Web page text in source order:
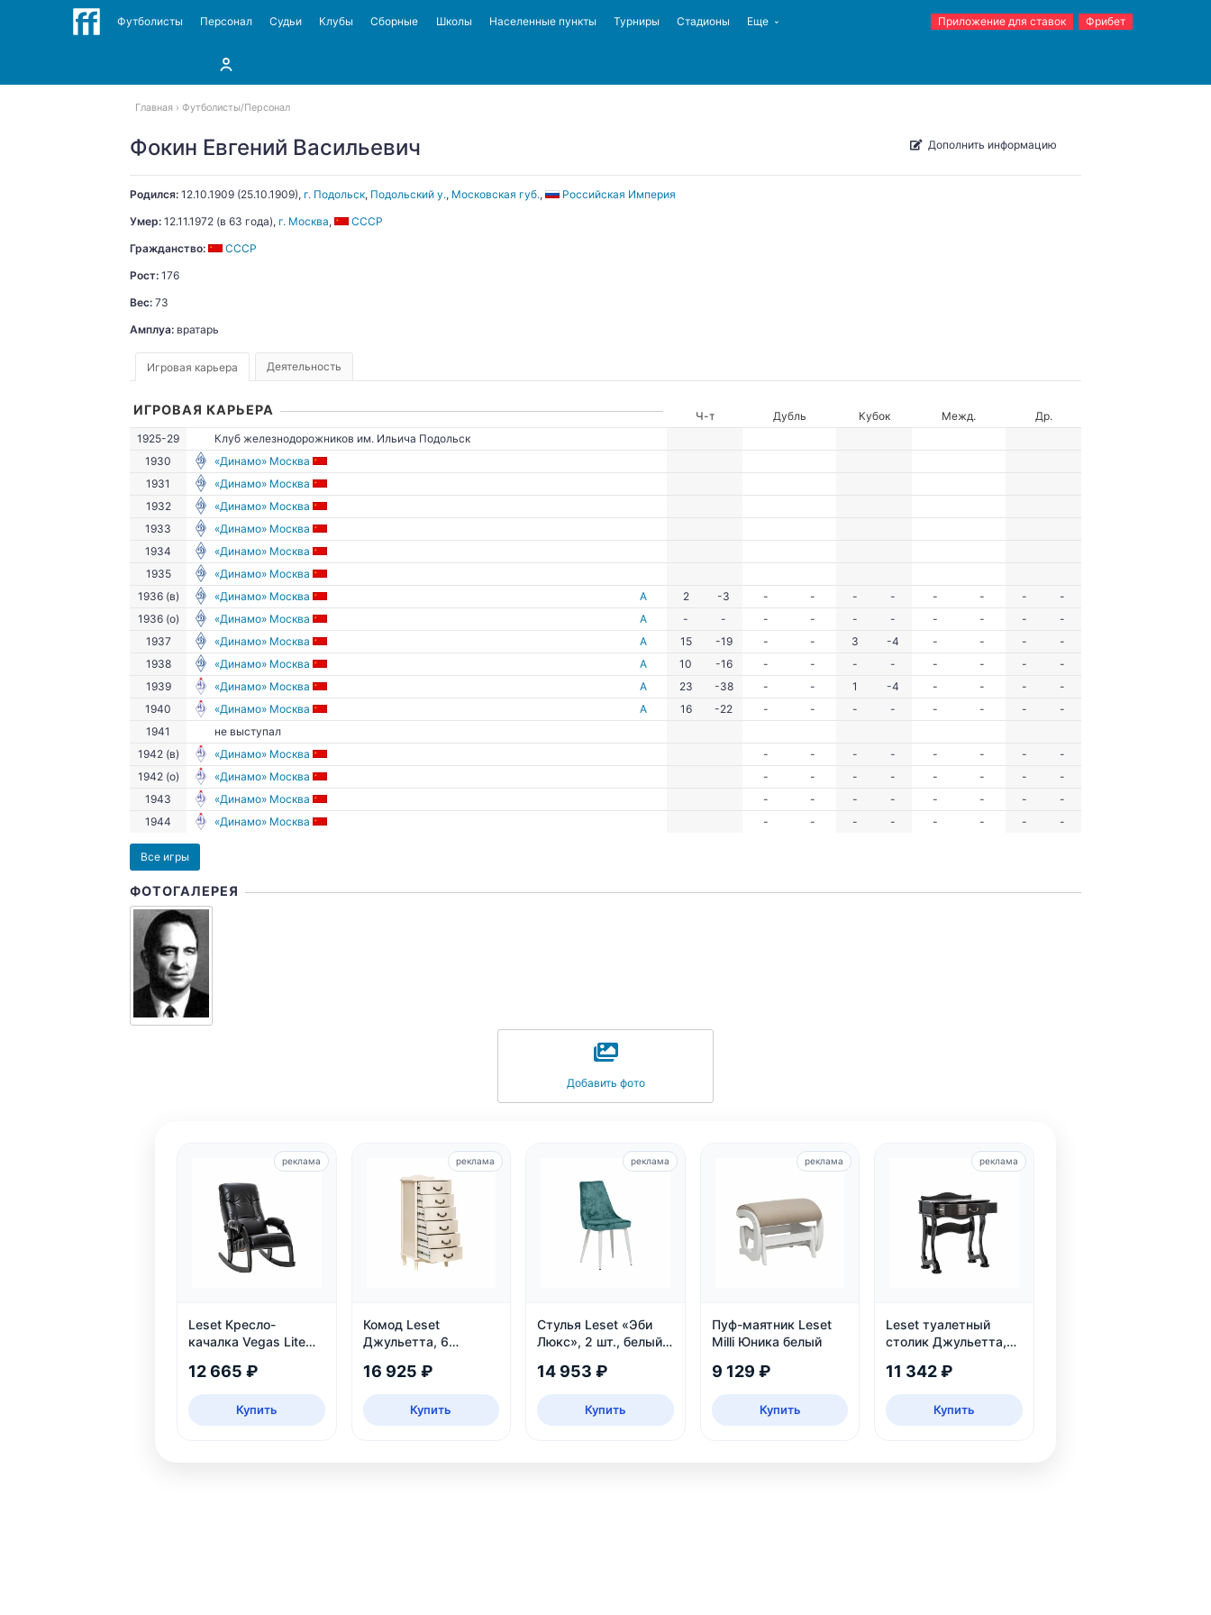
Футболисты Персонал Судьи Клубы Сборные Школы Населенные пункты Турниры Стадионы Еще Приложение для ставок Фрибет
Главная Футболисты Персонал
Фокин Евгений Васильевич Дополнить информацию
Родился: 12.10.1909 (25.10.1909), г. Подольск, Подольский у., Московская губ.,
Российская Империя
Умер: 12.11.1972 (в 63 года), г. Москва,
СССР
Гражданство:
СССР
Рост: 176
Вес: 73
Амплуа: вратарь
Игровая карьера Деятельность
ИГРОВАЯ КАРЬЕРА Ч-т Дубль Кубок Межд.
Др.
1925-29
Клуб железнодорожников им. Ильича Подольск
1930
«Динамо» Москва
1931
«Динамо» Москва
1932
«Динамо» Москва
1933
«Динамо» Москва
1934
«Динамо» Москва
1935
«Динамо» Москва
1936 (в)
«Динамо» Москва А 2 -3 - - - - - - -
-
1936 (о)
«Динамо» Москва А - - - - - - - - -
-
1937
«Динамо» Москва А 15 -19 - - 3 -4 - - -
-
1938
«Динамо» Москва А 10 -16 - - - - - - -
-
1939
«Динамо» Москва А 23 -38 - - 1 -4 - - -
-
1940
«Динамо» Москва А 16 -22 - - - - - - -
-
1941
не выступал
1942 (в)
«Динамо» Москва - - - - - - -
-
1942 (о)
«Динамо» Москва - - - - - - -
-
1943
«Динамо» Москва - - - - - - -
-
1944
«Динамо» Москва - - - - - - - -
Все игры
ФОТОГАЛЕРЕЯ
Добавить фото
Leset Кресло-
качалка Vegas Lite
12 665 ₽
Купить
реклама
Комод Leset
Джульетта, 6
шампань
16 925 ₽
Купить
реклама
Стулья Leset «Эби
Люкс», 2 шт., белый,
14 953 ₽
Купить
реклама
Пуф-маятник Leset
Milli Юника белый
9 129 ₽
Купить
реклама
Leset туалетный
столик Джульетта,
11 342 ₽
Купить
реклама